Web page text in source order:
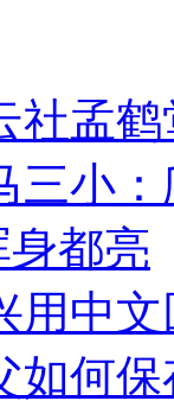
社孟
三小
身都亮
用中
如何